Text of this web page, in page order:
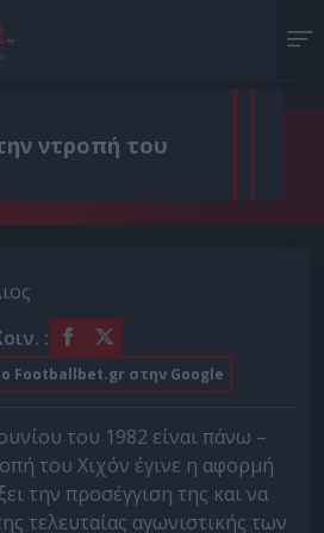
ντροπή του
:
Footballbet.gr στην Google
του 1982 είναι πάνω –
του Χιχόν έγινε η αφορμή
την προσέγγιση της και να
τελευταίας αγωνιστικής των